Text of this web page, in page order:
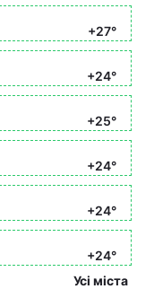
+27°
+24°
+25°
+24°
+24°
+24°
Усі міста